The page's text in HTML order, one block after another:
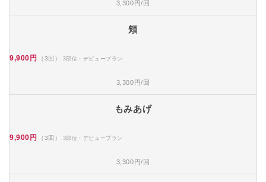
3,300円/回
頬
9,900円 （3回） 3部位・デビュープラン
3,300円/回
もみあげ
9,900円 （3回） 3部位・デビュープラン
3,300円/回